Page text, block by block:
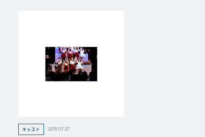
キャスト 2015.07.27